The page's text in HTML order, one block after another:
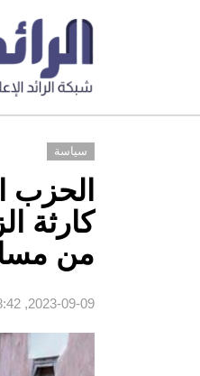
سياسة
الحزب
كارثة
من
2023-09-09, 8:42 م